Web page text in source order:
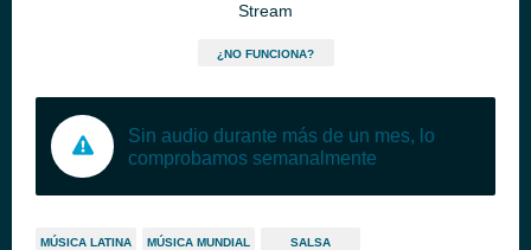
Stream
¿NO FUNCIONA?
Sin audio durante más de un mes, lo
comprobamos semanalmente
MÚSICA LATINA MÚSICA MUNDIAL SALSA